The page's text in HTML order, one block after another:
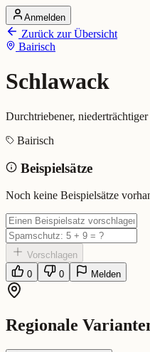
Startseite
Alle Dialekte
Dialekte vergleichen
Dialekt-Karte
Ranking
Schlawack
Bedeutung: Durchtriebener,
Eingereicht von: Mundwerk
Anmelden
Zurück zur Übersicht
Bairisch
Schlawack
Durchtriebener,
Bairisch
Beispielsätze
Noch keine Beispielsätze
Vorschlagen
0
0 Melden
Regionale